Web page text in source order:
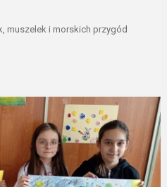
muszelek i morskich przygód